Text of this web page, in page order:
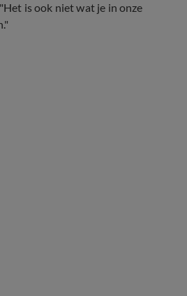
is ook niet wat je in onze